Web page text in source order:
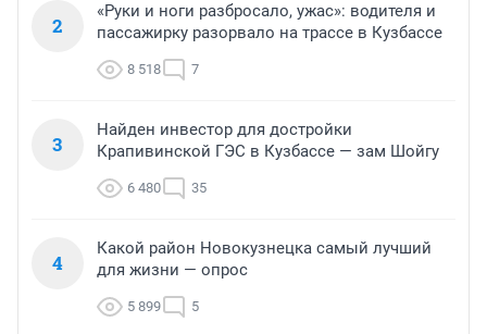
2
«Руки и ноги разбросало, ужас»: водителя и
пассажирку разорвало на трассе в Кузбассе
8 518 7
3
Найден инвестор для достройки
Крапивинской ГЭС в Кузбассе — зам Шойгу
6 480 35
4
Какой район Новокузнецка самый лучший
для жизни — опрос
5 899 5